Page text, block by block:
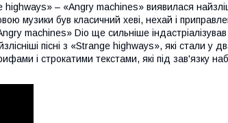
highways» – «Angry machines» виявилася
музики був класичний хеві, нехай і
machines» Dio ще сильніше індастріалізував
пісні з «Strange highways», які стали у
і строкатими текстами, які під зав'язку